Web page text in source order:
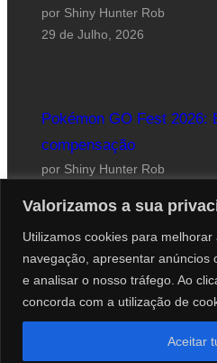
Valorizamos a sua
Utilizamos cookies para
navegação, apresentar anúncios
e analisar o nosso tráfego. Ao
concorda com a utilização de
Aceitar
por Shiny Hunter Rob
29 de Julho, 2026
Pokémon GO Fest 2026:
compensação
por Shiny Hunter Rob
Website desenhado por Roberto